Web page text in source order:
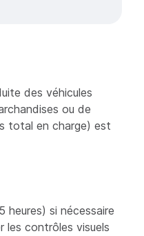
des véhicules
ou de
total en charge) est
si nécessaire
les contrôles visuels